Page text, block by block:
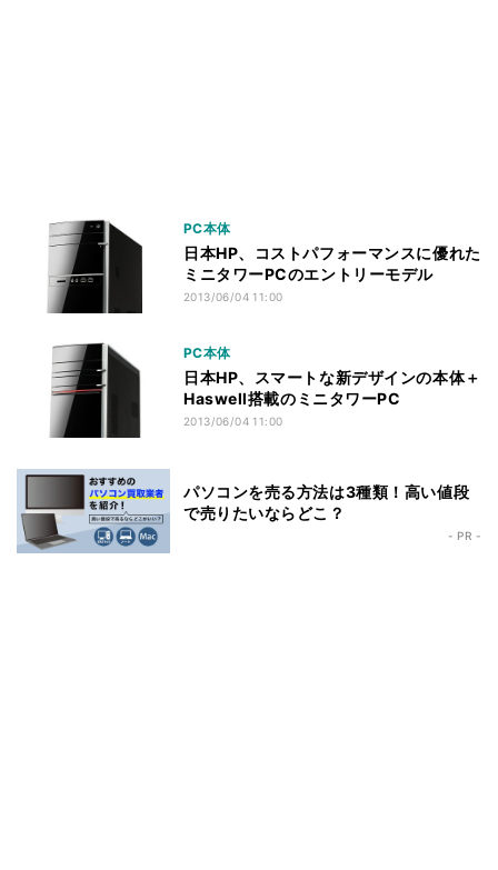
PC本体
日本HP、コストパフォーマンスに優れた
ミニタワーPCのエントリーモデル
2013/06/04 11:00
PC本体
日本HP、スマートな新デザインの本体＋
Haswell搭載のミニタワーPC
2013/06/04 11:00
パソコンを売る方法は3種類！高い値段
で売りたいならどこ？
- PR -